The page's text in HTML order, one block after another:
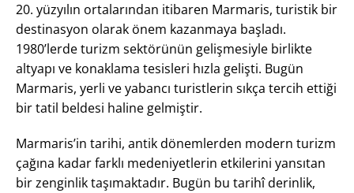
20. yüzyılın ortalarından itibaren Marmaris, turistik bir
destinasyon olarak önem kazanmaya başladı.
1980’lerde turizm sektörünün gelişmesiyle birlikte
altyapı ve konaklama tesisleri hızla gelişti. Bugün
Marmaris, yerli ve yabancı turistlerin sıkça tercih ettiği
bir tatil beldesi haline gelmiştir.
Marmaris’in tarihi, antik dönemlerden modern turizm
çağına kadar farklı medeniyetlerin etkilerini yansıtan
bir zenginlik taşımaktadır. Bugün bu tarihî derinlik,